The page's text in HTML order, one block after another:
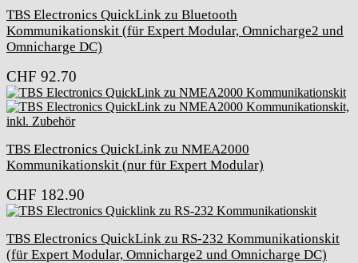
TBS Electronics QuickLink zu Bluetooth
Kommunikationskit (für Expert Modular, Omnicharge2 und
Omnicharge DC)
CHF 92.70
TBS Electronics QuickLink zu NMEA2000
Kommunikationskit (nur für Expert Modular)
CHF 182.90
TBS Electronics QuickLink zu RS-232 Kommunikationskit
(für Expert Modular, Omnicharge2 und Omnicharge DC)